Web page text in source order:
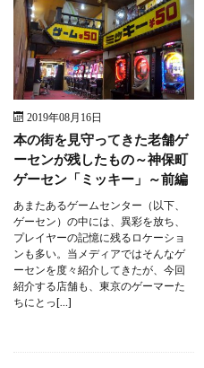
2019年08月16日
本の街を見守ってきた老舗ゲ
ーセンが残したもの～神保町
ゲーセン「ミッキー」～前編
あまたあるゲームセンター（以下、
ゲーセン）の中には、異彩を放ち、
プレイヤーの記憶に残るロケーショ
ンも多い。当メディアではそんなゲ
ーセンを度々紹介してきたが、今回
紹介する店舗も、東京のゲーマーた
ちにとっ[…]